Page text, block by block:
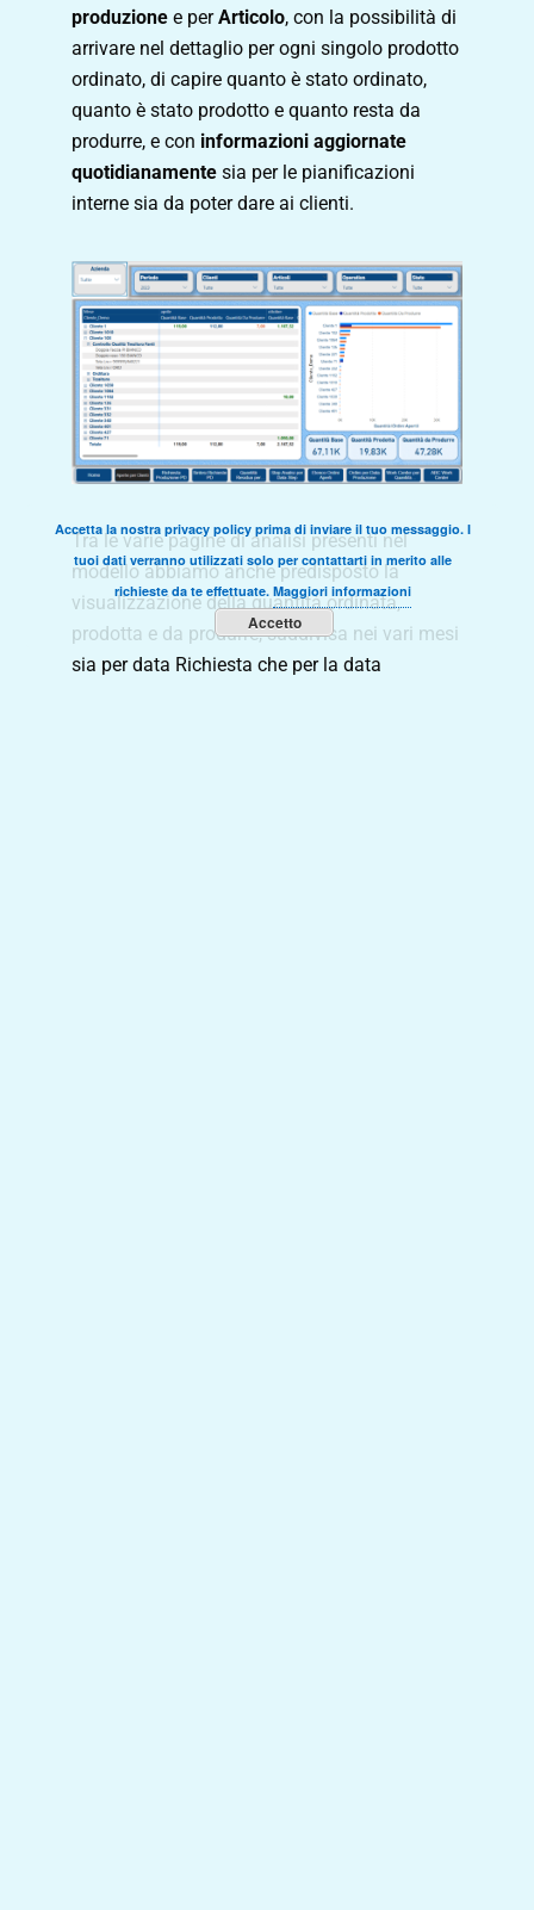
produzione e perArticolo, con la possibilità di
arrivare nel dettaglio per ogni singolo prodotto
ordinato, di capire quanto è stato ordinato,
quanto è stato prodotto e quanto resta da
produrre, e con informazioni aggiornate
quotidianamente sia per le pianificazioni
interne sia da poter dare ai clienti.
Tra le varie pagine di analisi presenti nel
modello abbiamo anche predisposto la
visualizzazione della quantità ordinata,
prodotta e da produrre, suddivisa nei vari mesi
sia per data Richiesta che per la data
Accetta la nostra privacy policy prima di inviare il tuo messaggio. I
tuoi dati verranno utilizzati solo per contattarti in merito alle
richieste da te effettuate. Maggiori informazioni
Accetto